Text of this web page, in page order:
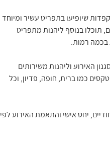
שיופיעו בתפריט עשיר ומיוחד
תוכלו בנוסף ליהנות מתפריט
בכמה רמות.
האירוע וליהנות משירותים
כמו ברית, חופה, פדיון, וכל
יחס אישי והתאמת האירוע לפי